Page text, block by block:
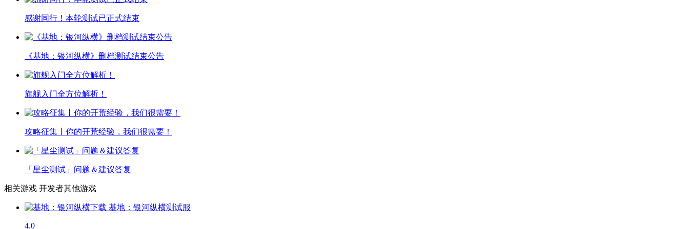
感谢同行！本轮测试已正式结束
《基地：银河纵横》删档测试结束公告
旗舰入门全方位解析！
攻略征集丨你的开荒经验，我们很需要！
「星尘测试」问题＆建议答复
相关游戏 开发者其他游戏
基地：银河纵横测试服
4.0